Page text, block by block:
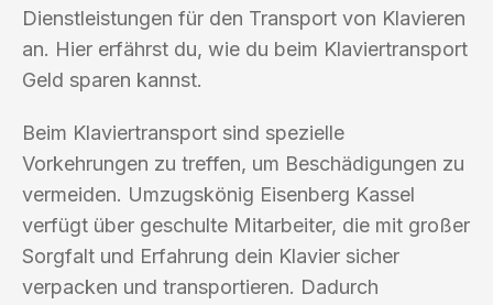
Dienstleistungen für den Transport von Klavieren
an. Hier erfährst du, wie du beim Klaviertransport
Geld sparen kannst.
Beim Klaviertransport sind spezielle
Vorkehrungen zu treffen, um Beschädigungen zu
vermeiden. Umzugskönig Eisenberg Kassel
verfügt über geschulte Mitarbeiter, die mit großer
Sorgfalt und Erfahrung dein Klavier sicher
verpacken und transportieren. Dadurch